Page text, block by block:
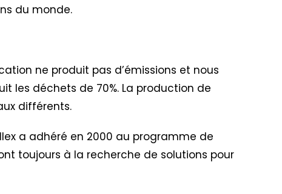
du monde.
ne produit pas d’émissions et nous
les déchets de 70%. La production de
différents.
a adhéré en 2000 au programme de
toujours à la recherche de solutions pour